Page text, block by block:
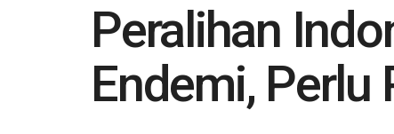
Peralihan
Endemi, Perlu